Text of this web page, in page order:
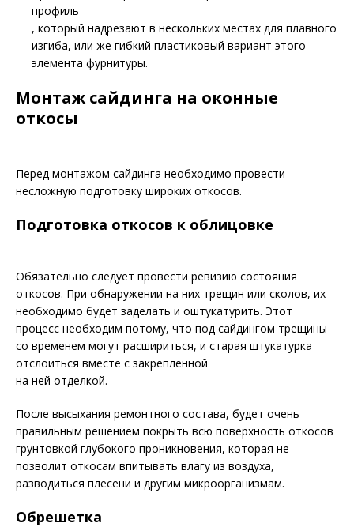
профиль
, который надрезают в нескольких местах для плавного
изгиба, или же гибкий пластиковый вариант этого
элемента фурнитуры.
Монтаж сайдинга на оконные
откосы
Перед монтажом сайдинга необходимо провести
несложную подготовку широких откосов.
Подготовка откосов к облицовке
Обязательно следует провести ревизию состояния
откосов. При обнаружении на них трещин или сколов, их
необходимо будет заделать и оштукатурить. Этот
процесс необходим потому, что под сайдингом трещины
со временем могут расшириться, и старая штукатурка
отслоиться вместе с закрепленной
на ней отделкой.
После высыхания ремонтного состава, будет очень
правильным решением покрыть всю поверхность откосов
грунтовкой глубокого проникновения, которая не
позволит откосам впитывать влагу из воздуха,
разводиться плесени и другим микроорганизмам.
Обрешетка